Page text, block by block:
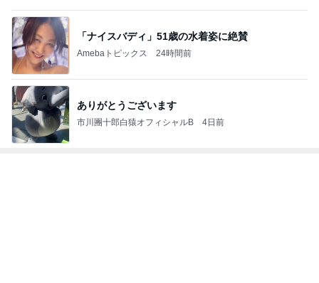
「ナイスバディ」51歳の水着姿に絶賛
Amebaトピックス 24時間前
ありがとうございます
市川團十郎白猿オフィシャルB 4日前